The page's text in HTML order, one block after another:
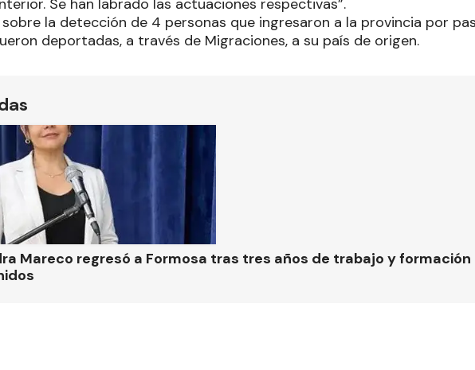
Se han labrado las actuaciones respectivas”.
la detección de 4 personas que ingresaron a la provincia por
deportadas, a través de Migraciones, a su país de origen.
Mareco regresó a Formosa tras tres años de trabajo y formación